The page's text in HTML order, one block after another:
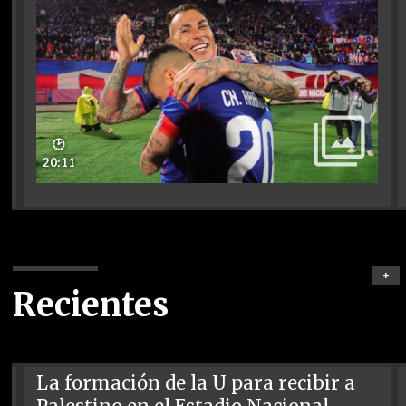
🕑
20:11
Recientes
+
La formación de la U para recibir a